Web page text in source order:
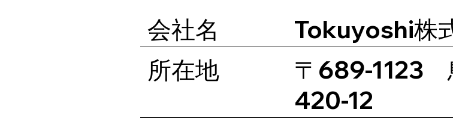
会社名
Tokuyoshi株
所在地
〒689-1123
420-12